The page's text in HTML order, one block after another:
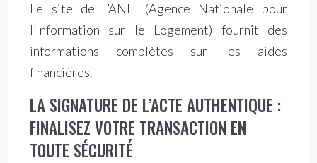
Le site de l’ANIL (Agence Nationale pour
l’Information sur le Logement) fournit des
informations complètes sur les aides
financières.
LA SIGNATURE DE L’ACTE AUTHENTIQUE :
FINALISEZ VOTRE TRANSACTION EN
TOUTE SÉCURITÉ